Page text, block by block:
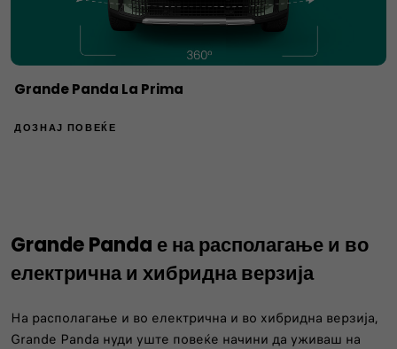
Grande Panda La Prima
ДОЗНАЈ ПОВЕЌЕ
Grande Panda е на располагање и во
електрична и хибридна верзија
На располагање и во електрична и во хибридна верзија,
Grande Panda нуди уште повеќе начини да уживаш на